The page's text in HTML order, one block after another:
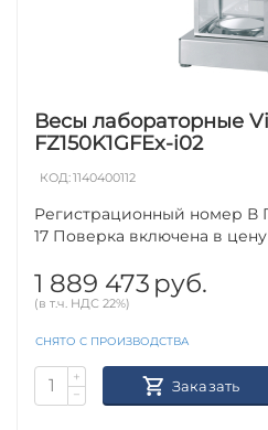
Весы лабораторные
FZ150K1GFEx-i02
КОД:1140400112
Регистрационный номер В
17 Поверка включена в
1 889 473 руб.
(в т.ч. НДС 22%)
СНЯТО С ПРОИЗВОДСТВА
+
−
Заказать